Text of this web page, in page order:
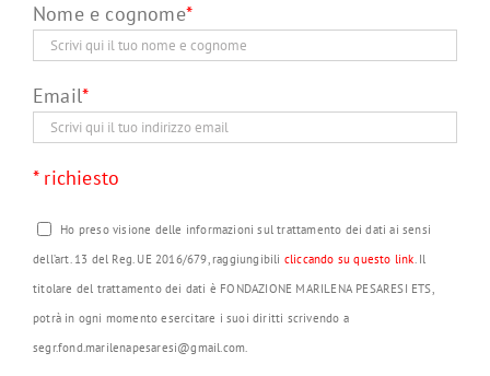
Nome e cognome*
Email*
* richiesto
Ho preso visione delle informazioni sul trattamento dei dati ai sensi
dell’art. 13 del Reg. UE 2016/679, raggiungibili cliccando su questo link. Il
titolare del trattamento dei dati è FONDAZIONE MARILENA PESARESI ETS,
potrà in ogni momento esercitare i suoi diritti scrivendo a
segr.fond.marilenapesaresi@gmail.com.